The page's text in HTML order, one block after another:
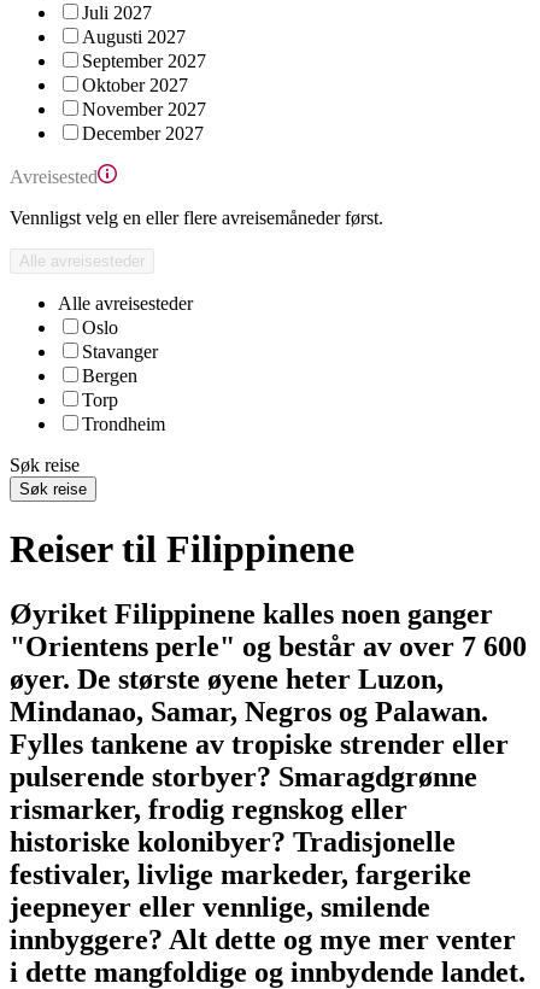
Juli 2027
Augusti 2027
September 2027
Oktober 2027
November 2027
December 2027
Avreisested
Vennligst velg en eller flere avreisemåneder først.
Alle avreisesteder
Alle avreisesteder
Oslo
Stavanger
Bergen
Torp
Trondheim
Søk reise
Søk reise
Reiser til Filippinene
Øyriket Filippinene kalles noen ganger
"Orientens perle" og består av over 7 600
øyer. De største øyene heter Luzon,
Mindanao, Samar, Negros og Palawan.
Fylles tankene av tropiske strender eller
pulserende storbyer? Smaragdgrønne
rismarker, frodig regnskog eller
historiske kolonibyer? Tradisjonelle
festivaler, livlige markeder, fargerike
jeepneyer eller vennlige, smilende
innbyggere? Alt dette og mye mer venter
i dette mangfoldige og innbydende landet.